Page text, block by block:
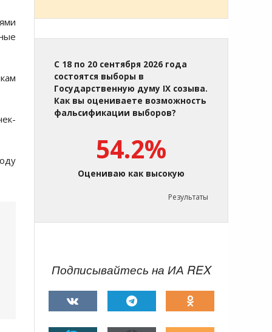
С 18 по 20 сентября 2026 года
состоятся выборы в
Государственную думу IX созыва.
Как вы оцениваете возможность
фальсификации выборов?
54.2%
Оцениваю как высокую
Результаты
Подписывайтесь на ИА REX